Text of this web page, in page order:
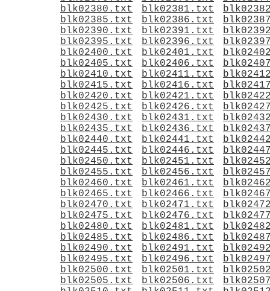
blk02380.txt
blk02381.txt
blk02385.txt
blk02386.txt
blk02390.txt
blk02391.txt
blk02395.txt
blk02396.txt
blk02400.txt
blk02401.txt
blk02405.txt
blk02406.txt
blk02410.txt
blk02411.txt
blk02415.txt
blk02416.txt
blk02420.txt
blk02421.txt
blk02425.txt
blk02426.txt
blk02430.txt
blk02431.txt
blk02435.txt
blk02436.txt
blk02440.txt
blk02441.txt
blk02445.txt
blk02446.txt
blk02450.txt
blk02451.txt
blk02455.txt
blk02456.txt
blk02460.txt
blk02461.txt
blk02465.txt
blk02466.txt
blk02470.txt
blk02471.txt
blk02475.txt
blk02476.txt
blk02480.txt
blk02481.txt
blk02485.txt
blk02486.txt
blk02490.txt
blk02491.txt
blk02495.txt
blk02496.txt
blk02500.txt
blk02501.txt
blk02505.txt
blk02506.txt